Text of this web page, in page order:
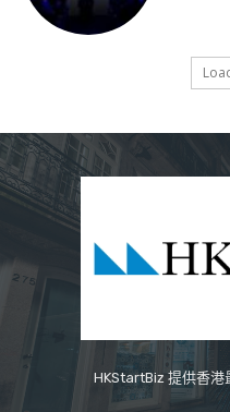
HKStartBiz 提供香港